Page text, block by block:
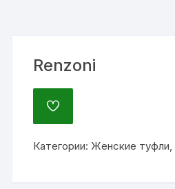
Renzoni
ДОБАВИТЬ
Категории: Женские туфли,